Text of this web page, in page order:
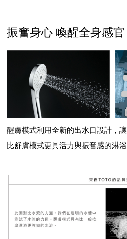
振奮身心 喚醒全身感官
醒膚模式利用全新的出水口設計，
比舒膚模式更具活力與振奮感的淋浴